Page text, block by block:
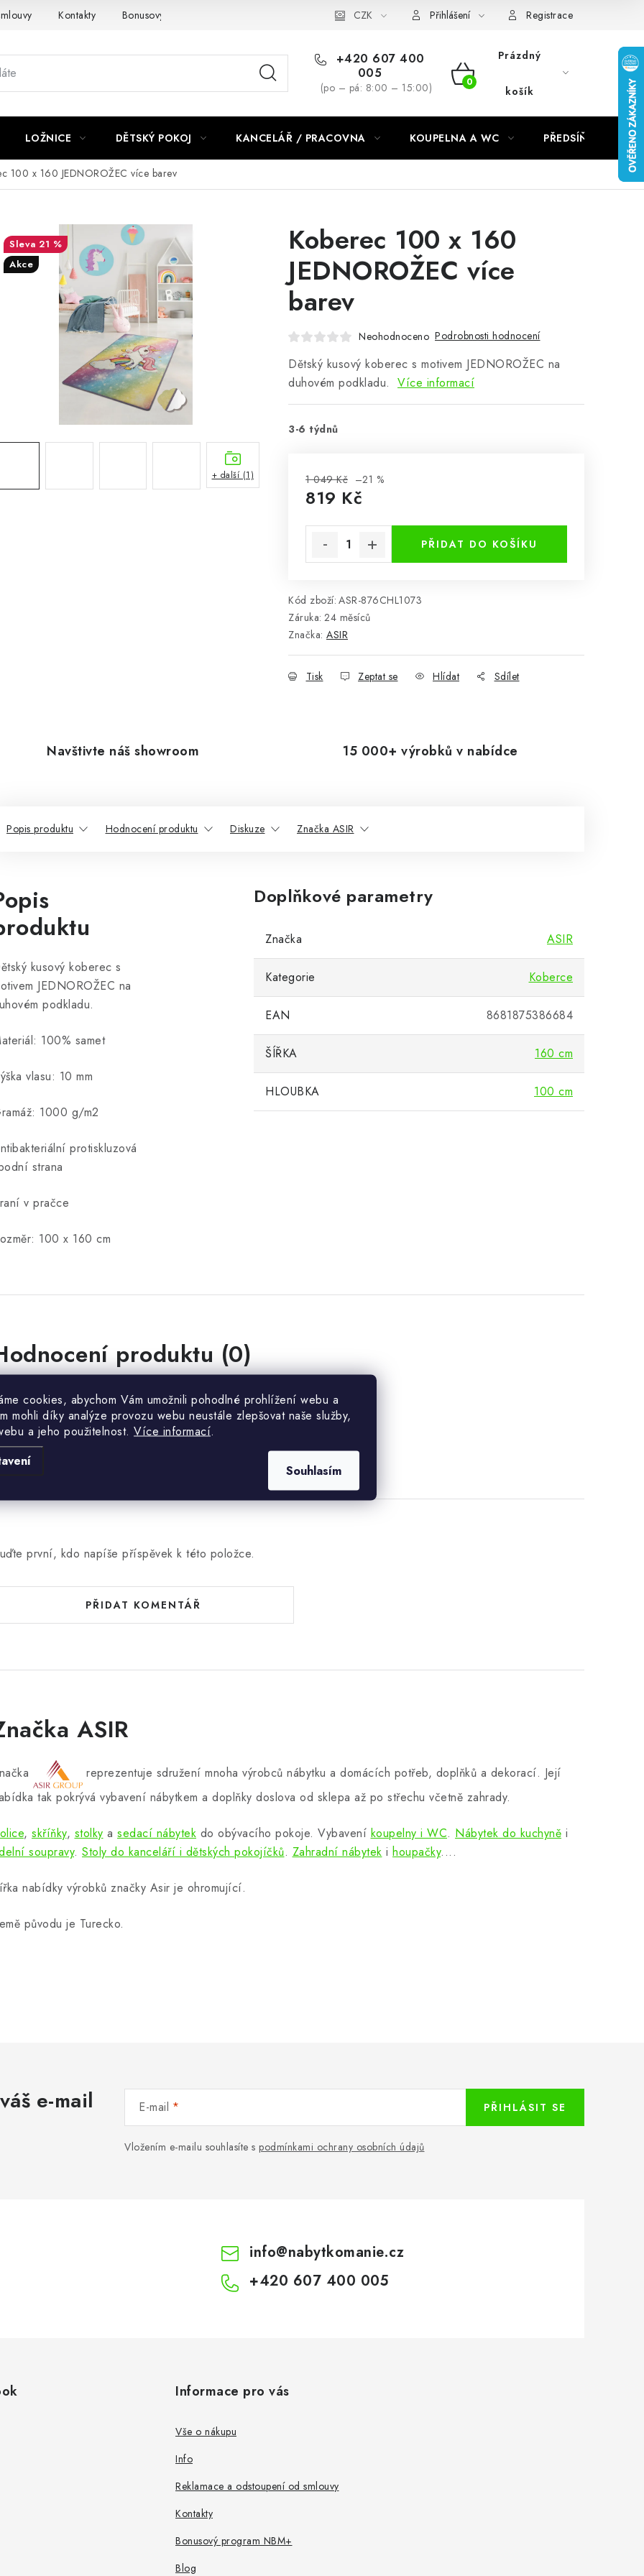
cookies, abychom Vám umožnili pohodlné prohlížení webu a
mohli díky analýze provozu webu neustále zlepšovat naše služby,
a jeho použitelnost. Více informací.
Souhlasím
Kontakty Bonusový program NBM+ CZK Přihlášení Registrace
+420 607 400
005
(po – pá: 8:00 – 15:00)
NÁKUPNÍ
Prázdný
košík
LOŽNICE DĚTSKÝ POKOJ KANCELÁŘ / PRACOVNA KOUPELNA A WC PŘEDSÍŇ
100 x 160 JEDNOROŽEC více barev
Koberec 100 x 160
JEDNOROŽEC více
barev
Neohodnoceno Podrobnosti hodnocení
Dětský kusový koberec s motivem JEDNOROŽEC na
duhovém podkladu. Více informací
3-6 týdnů
1 049 Kč –21 %
819 Kč
PŘIDAT DO KOŠÍKU
Kód zboží: ASR-876CHL1073
Záruka: 24 měsíců
Značka: ASIR
Tisk Zeptat se Hlídat Sdílet
21 %
Akce
+ další (1)
Navštivte náš showroom 15 000+ výrobků v nabídce
Popis produktu Hodnocení produktu Diskuze Značka ASIR
kusový koberec s
JEDNOROŽEC na
podkladu.
100% samet
vlasu: 10 mm
1000 g/m2
protiskluzová
strana
v pračce
100 x 160 cm
Doplňkové parametry
Značka ASIR
Kategorie Koberce
EAN 8681875386684
ŠÍŘKA 160 cm
HLOUBKA 100 cm
produktu (0)
PŘIDAT HODNOCENÍ
první, kdo napíše příspěvek k této položce.
PŘIDAT KOMENTÁŘ
ASIR
reprezentuje sdružení mnoha výrobců nábytku a domácích potřeb, doplňků a dekorací. Její
tak pokrývá vybavení nábytkem a doplňky doslova od sklepa až po střechu včetně zahrady.
, skříňky, stolky a sedací nábytek do obývacího pokoje. Vybavení koupelny i WC. Nábytek do kuchyně i
soupravy. Stoly do kanceláří i dětských pokojíčků. Zahradní nábytek i houpačky....
nabídky výrobků značky Asir je ohromující.
původu je Turecko.
e-mail E-mail
Vložením e-mailu souhlasíte s podmínkami ochrany osobních údajů
PŘIHLÁSIT SE
info@nabytkomanie.cz
+420 607 400 005
Informace pro vás
Vše o nákupu
Info
Reklamace a odstoupení od smlouvy
Kontakty
Bonusový program NBM+
Blog